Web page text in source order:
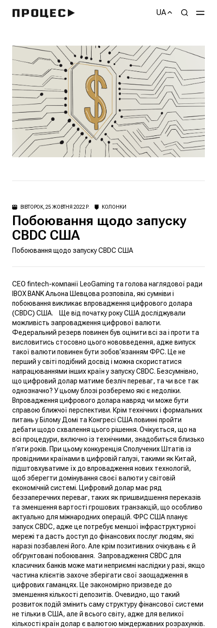
UA
ВІВТОРОК, 25 ЖОВТНЯ 2022 Р. КОЛОНКИ
Побоювання щодо запуску
CBDC США
Побоювання щодо запуску CBDC США
CEO fintech-компанії LeoGaming та голова наглядової ради
IBOX BANK Альона Шевцова розповіла, які сумніви і
побоювання викликає впровадження цифрового долара
(CBDC) США.
Ще від початку року США досліджували
можливість запровадження цифрової валюти.
Федеральний резерв повинен був оцінити всі за і проти та
висловитись стосовно цього нововведення, адже випуск
такої валюти повинен бути зобов’язанням ФРС. Це не
перший у світі подібний досвід і можна скористатися
напрацюваннями інших країн у запуску CBDC. Безсумнівно,
що цифровий долар матиме безліч переваг, та чи все так
однозначно? У цьому блозі розберемо які є недоліки.
Впровадження цифрового долара навряд чи може бути
справою ближчої перспективи. Крім технічних і формальних
питань у Білому Домі та Конгресі США повинні пройти
дебати щодо схвалення цього рішення. Очікується, що на
всі процедури, включно із технічними, знадобиться близько
п’яти років. При цьому конкуренція Сполучених Штатів із
провідними країнами в цифровій галузі, такими як Китай,
підштовхуватиме їх до впровадження нових технологій,
щоб зберегти домінування своєї валюти у світовій
економічній системі. Цифровий долар має ряд
беззаперечних переваг, таких як пришвидшення переказів
та зменшення вартості грошових транзакцій, що особливо
актуально для міжнародних операцій. ФРС США планує
запуск CBDC, адже це потребує меншої інфраструктурної
мережі та дасть доступ до фінансових послуг людям, які
наразі позбавлені його. Але крім позитивних очікувань є й
обґрунтовані побоювання. Запровадження CBDC для
класичних банків може мати неприємні наслідки у разі, якщо
частина клієнтів захоче зберігати свої заощадження в
цифрових гаманцях. Це закономірно призведе до
зменшення кількості депозитів. Очевидно, що такий
розвиток подій змінить саму структуру фінансової системи
не тільки в США, але й всього світу, адже для великої
кількості країн долар є валютою міждержавних розрахунків.